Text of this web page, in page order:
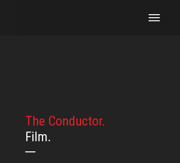
The Conductor.
Film.